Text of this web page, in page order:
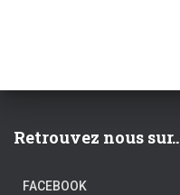
Retrouvez nous sur..
FACEBOOK